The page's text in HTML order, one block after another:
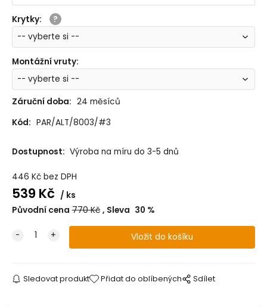
Krytky:
Montážní vruty:
Záruční doba: 24 měsíců
Kód: PAR/ALT/8003/#3
Dostupnost: Výroba na míru do 3-5 dnů
446 Kč bez DPH
539 Kč
ks
Původní cena 770Kč Sleva 30 %
Sledovat produkt Přidat do oblíbených Sdílet